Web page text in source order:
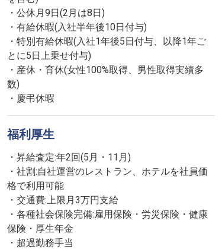
・公休月9日(2月は8日)
・有給休暇(入社半年後10日付与)
・特別有給休暇(入社1年後5日付与、以降1年ご
とに5日上乗せ付与)
・産休・育休(女性100%取得、男性取得実績多
数)
・慶弔休暇
福利厚生
・昇給査定:年2回(5月・11月)
・社割:自社運営のレストラン、ホテルを社員価
格で利用可能
・交通費:上限月3万円支給
・各種社会保険完備:雇用保険・労災保険・健康
保険・厚生年金
・超過勤務手当